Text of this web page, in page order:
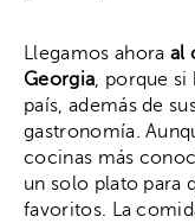
Llegamos ahora al
Georgia , porque
país, además de
gastronomía.
cocinas más
un solo plato para
favoritos. La